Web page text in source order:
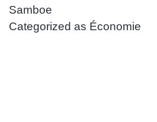
Samboe
Categorized as Économie